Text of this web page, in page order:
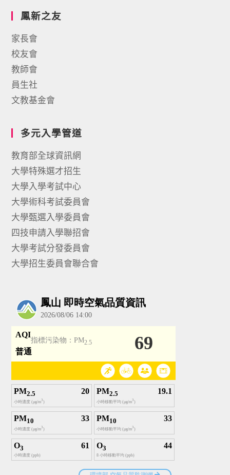
鳳新之友
家長會
校友會
教師會
員生社
文教基金會
多元入學管道
教育部全球資訊網
大學特殊選才招生
大學入學考試中心
大學術科考試委員會
大學甄選入學委員會
四技申請入學聯招會
大學考試分發委員會
大學招生委員會聯合會